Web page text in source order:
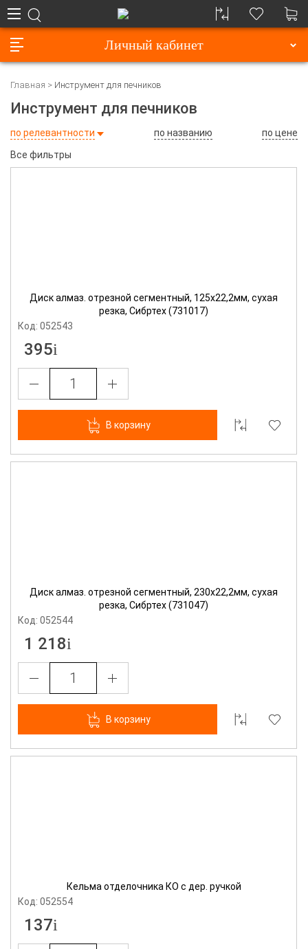
Личный кабинет
Главная Инструмент для печников
Инструмент для печников
по релевантности по названию
по цене
Все фильтры
Диск алмаз. отрезной сегментный, 125х22,2мм, сухая
резка, Сибртех (731017)
Код: 052543
395
В корзину
Диск алмаз. отрезной сегментный, 230х22,2мм, сухая
резка, Сибртех (731047)
Код: 052544
1 218
В корзину
Кельма отделочника КО с дер. ручкой
Код: 052554
137